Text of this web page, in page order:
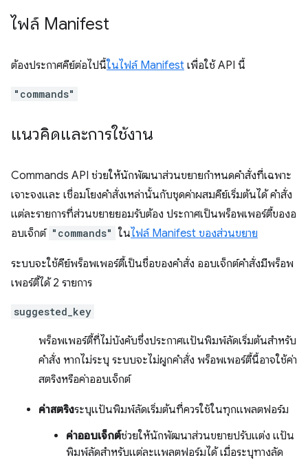
ไฟล์ Manifest
ต้องประกาศคีย์ต่อไปนี้ในไฟล์ Manifest เพื่อใช้ API นี้
"commands"
แนวคิดและการใช้งาน
Commands API ช่วยให้นักพัฒนาส่วนขยายกำหนดคำสั่งที่เฉพาะ
เจาะจงและ เชื่อมโยงคำสั่งเหล่านั้นกับชุดค่าผสมคีย์เริ่มต้นได้ คำสั่ง
แต่ละรายการที่ส่วนขยายยอมรับต้อง ประกาศเป็นพร็อพเพอร์ตี้ของอ
อบเจ็กต์ "commands" ในไฟล์ Manifest ของส่วนขยาย
ระบบจะใช้คีย์พร็อพเพอร์ตี้เป็นชื่อของคำสั่ง ออบเจ็กต์คำสั่งมีพร็อพ
เพอร์ตี้ได้ 2 รายการ
suggested_key
พร็อพเพอร์ตี้ที่ไม่บังคับซึ่งประกาศแป้นพิมพ์ลัดเริ่มต้นสำหรับ
คำสั่ง หากไม่ระบุ ระบบจะไม่ผูกคำสั่ง พร็อพเพอร์ตี้นี้อาจใช้ค่า
สตริงหรือค่าออบเจ็กต์
ค่าสตริงระบุแป้นพิมพ์ลัดเริ่มต้นที่ควรใช้ในทุกแพลตฟอร์ม
ค่าออบเจ็กต์ช่วยให้นักพัฒนาส่วนขยายปรับแต่ง แป้น
พิมพ์ลัดสำหรับแต่ละแพลตฟอร์มได้ เมื่อระบุทางลัด